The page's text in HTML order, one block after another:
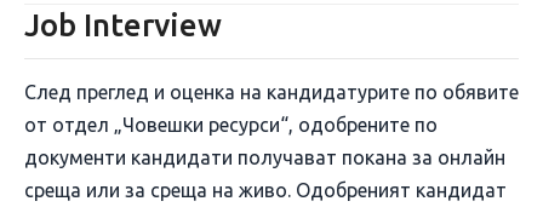
Job Interview
След преглед и оценка на кандидатурите по обявите
от отдел „Човешки ресурси“, одобрените по
документи кандидати получават покана за онлайн
среща или за среща на живо. Одобреният кандидат